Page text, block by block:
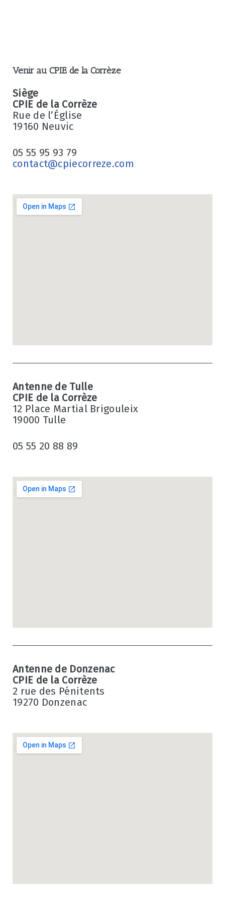
Venir au CPIE de la Corrèze
Siège
CPIE de la Corrèze
Rue de l’Église
19160 Neuvic
05 55 95 93 79
contact@cpiecorreze.com
Antenne de Tulle
CPIE de la Corrèze
12 Place Martial Brigouleix
19000 Tulle
05 55 20 88 89
Antenne de Donzenac
CPIE de la Corrèze
2 rue des Pénitents
19270 Donzenac